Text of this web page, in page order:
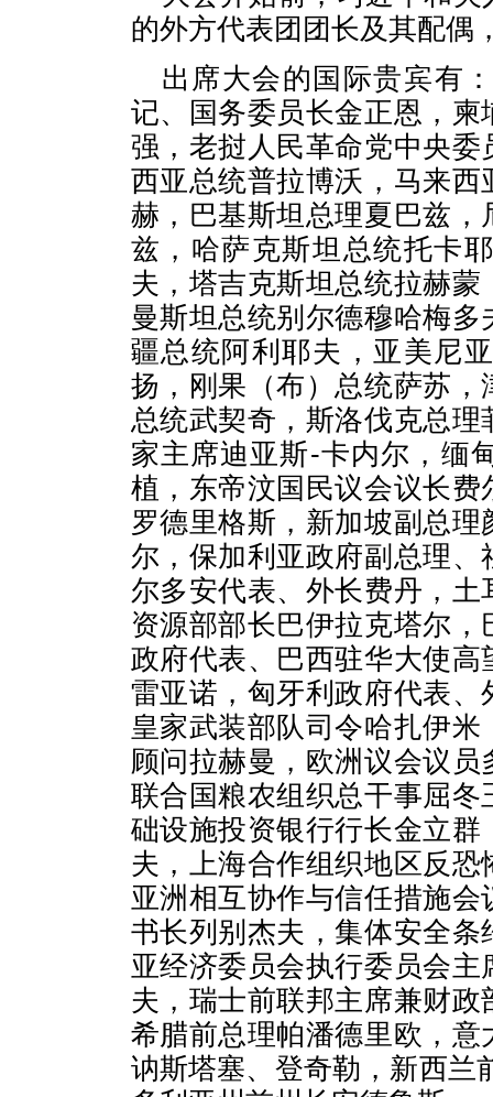
的外方代表团团长及其配偶
出席大会的国际贵宾有
记、国务委员长金正恩，
强，老挝人民革命党中央
西亚总统普拉博沃，马来
赫，巴基斯坦总理夏巴兹
兹，哈萨克斯坦总统托卡
夫，塔吉克斯坦总统拉赫
曼斯坦总统别尔德穆哈梅
疆总统阿利耶夫，亚美尼
扬，刚果（布）总统萨苏
总统武契奇，斯洛伐克总
家主席迪亚斯-卡内尔，缅
植，东帝汶国民议会议长
罗德里格斯，新加坡副总
尔，保加利亚政府副总理
尔多安代表、外长费丹，
资源部部长巴伊拉克塔尔
政府代表、巴西驻华大使
雷亚诺，匈牙利政府代表
皇家武装部队司令哈扎伊
顾问拉赫曼，欧洲议会议
联合国粮农组织总干事屈
础设施投资银行行长金立
夫，上海合作组织地区反
亚洲相互协作与信任措施
书长列别杰夫，集体安全
亚经济委员会执行委员会
夫，瑞士前联邦主席兼财
希腊前总理帕潘德里欧，
讷斯塔塞、登奇勒，新西兰